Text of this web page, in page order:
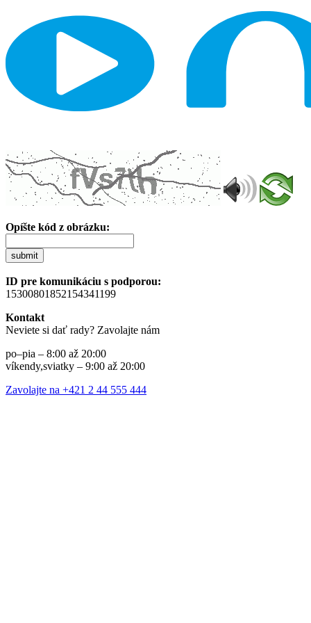
Opíšte kód z obrázku:
submit
ID pre komunikáciu s podporou:
15300801852154341199
Kontakt
Neviete si dať rady? Zavolajte nám
po–pia – 8:00 až 20:00
víkendy,sviatky – 9:00 až 20:00
Zavolajte na +421 2 44 555 444